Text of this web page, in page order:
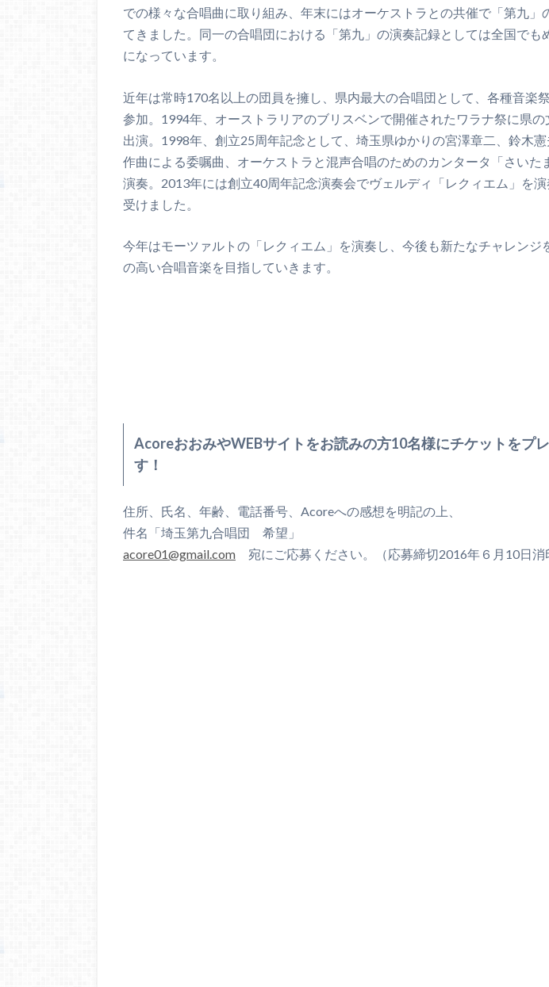
での様々な合唱曲に取り組み、年末にはオーケストラとの共催で「第九」
てきました。同一の合唱団における「第九」の演奏記録としては全国でも
になっています。
近年は常時170名以上の団員を擁し、県内最大の合唱団として、各種音楽
参加。1994年、オーストラリアのブリスベンで開催されたワラナ祭に県の
出演。1998年、創立25周年記念として、埼玉県ゆかりの宮澤章二、鈴木憲
作曲による委嘱曲、オーケストラと混声合唱のためのカンタータ「さいた
演奏。2013年には創立40周年記念演奏会でヴェルディ「レクィエム」を
受けました。
今年はモーツァルトの「レクィエム」を演奏し、今後も新たなチャレンジ
の高い合唱音楽を目指していきます。
AcoreおおみやWEBサイトをお読みの方10名様にチケットをプ
す！
住所、氏名、年齢、電話番号、Acoreへの感想を明記の上、
件名「埼玉第九合唱団 希望」
acore01@gmail.com 宛にご応募ください。（応募締切2016年６月10日消